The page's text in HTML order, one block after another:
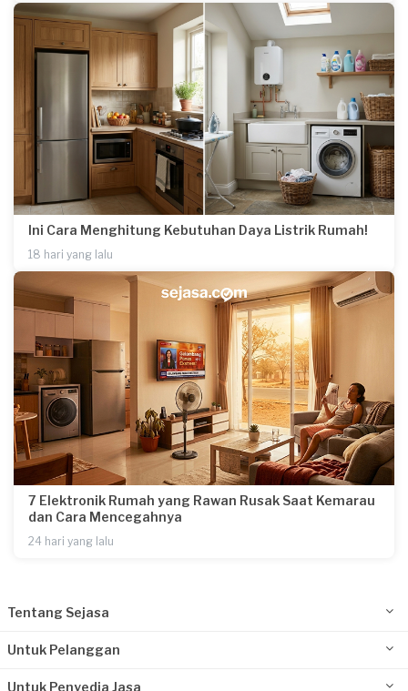
Ini Cara Menghitung Kebutuhan Daya Listrik Rumah!
18 hari yang lalu
7 Elektronik Rumah yang Rawan Rusak Saat Kemarau
dan Cara Mencegahnya
24 hari yang lalu
Tentang Sejasa
Untuk Pelanggan
Untuk Penyedia Jasa